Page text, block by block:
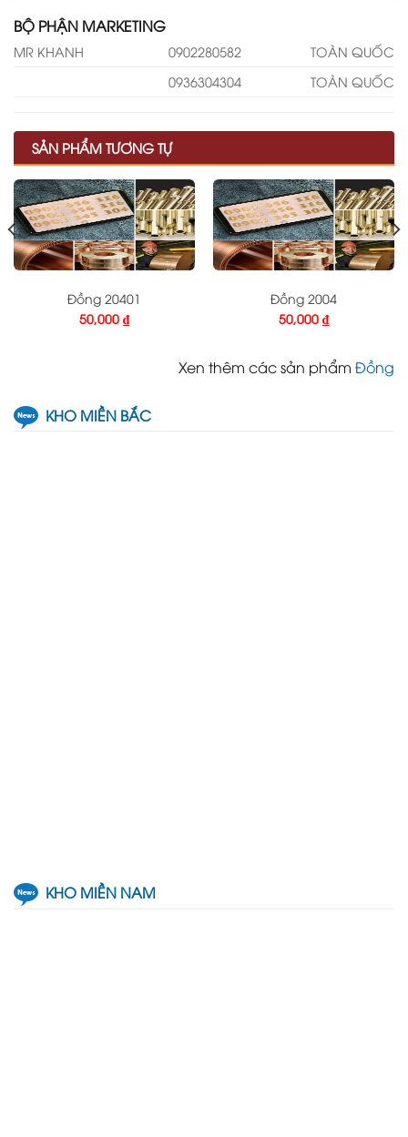
BỘ PHẬN MARKETING
MR KHANH 0902280582
TOÀN QUỐC
0936304304
TOÀN QUỐC
SẢN PHẨM TƯƠNG TỰ
Đồng 20401
50,000 ₫
Đồng 2004
50,000 ₫
Xen thêm các sản phẩm Đồng
KHO MIỀN BẮC
KHO MIỀN NAM